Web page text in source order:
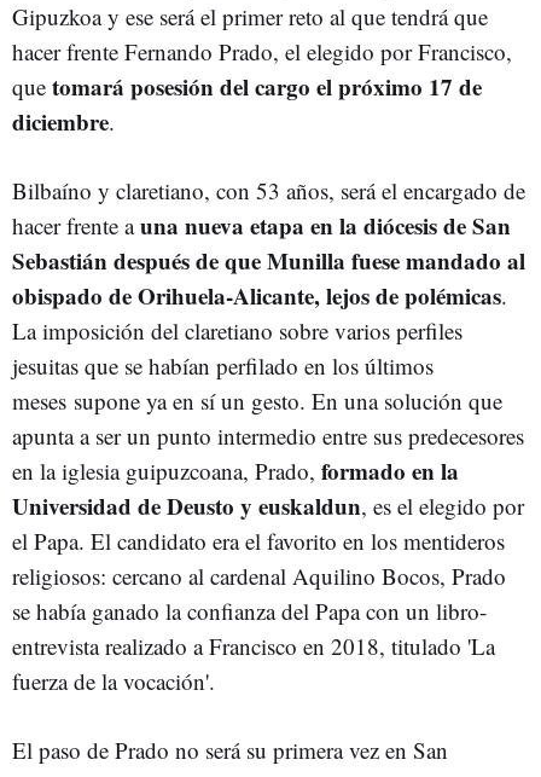
Gipuzkoa y ese será el primer reto al que tendrá que
hacer frente Fernando Prado, el elegido por Francisco,
que tomará posesión del cargo el próximo 17 de
diciembre.
Bilbaíno y claretiano, con 53 años, será el encargado de
hacer frente auna nueva etapa en la diócesis de San
Sebastián después de que Munilla fuese mandado al
obispado de Orihuela-Alicante, lejos de polémicas.
La imposición del claretiano sobre varios perfiles
jesuitas que se habían perfilado en los últimos
meses supone ya en sí un gesto. En una solución que
apunta a ser un punto intermedio entre sus predecesores
en la iglesia guipuzcoana, Prado, formado en la
Universidad de Deusto y euskaldun, es el elegido por
el Papa. El candidato era el favorito en los mentideros
religiosos: cercano al cardenal Aquilino Bocos, Prado
se había ganado la confianza del Papa con un libro-
entrevista realizado a Francisco en 2018, titulado 'La
fuerza de la vocación'.
El paso de Prado no será su primera vez en San